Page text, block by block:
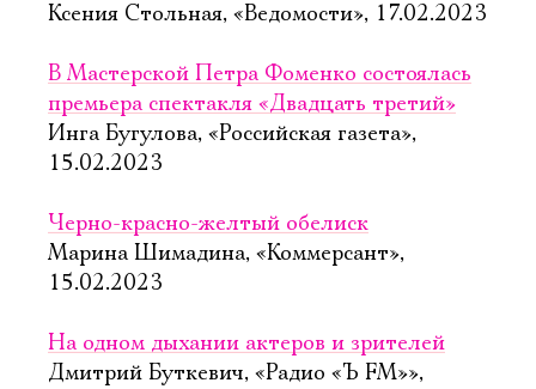
Ксения Стольная, «Ведомости», 17.02.2023
В Мастерской Петра Фоменко состоялась
премьера спектакля «Двадцать третий»
Инга Бугулова, «Российская газета»,
15.02.2023
Черно-красно-желтый обелиск
Марина Шимадина, «Коммерсант»,
15.02.2023
На одном дыхании актеров и зрителей
Дмитрий Буткевич, «Радио «Ъ FM»»,